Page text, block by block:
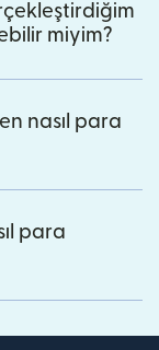
miyim?
nasıl para
para